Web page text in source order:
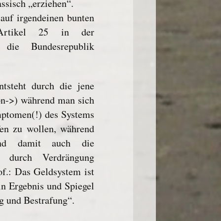
„erziehen“.
irgendeinen bunten
Artikel 25 in der
Bundesrepublik
durch die jene
>) während man sich
des Systems
zu wollen, während
damit auch die
Verdrängung
Das Geldsystem ist
Ergebnis und Spiegel
und Bestrafung“.